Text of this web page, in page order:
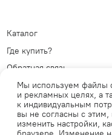
Каталог
Где купить?
Обратная связь
Политика обработки
персональных данных
Публичная оферта
Мы используем файлы
и рекламных целях, а
к индивидуальным
вы не согласны с
изменить настройки,